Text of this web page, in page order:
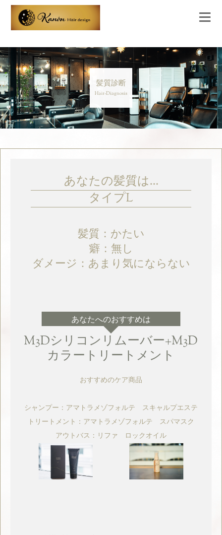
髪質診断
Hair-Diagnosis
あなたの髪質は...
タイプL
髪質：かたい
癖：無し
ダメージ：あまり気にならない
あなたへのおすすめは
M3Dシリコンリムーバー+M3D
カラートリートメント
おすすめのケア商品
シャンプー：アマトラメゾフォルテ スキャルプエステ
トリートメント：アマトラメゾフォルテ スパマスク
アウトバス：リファ ロックオイル